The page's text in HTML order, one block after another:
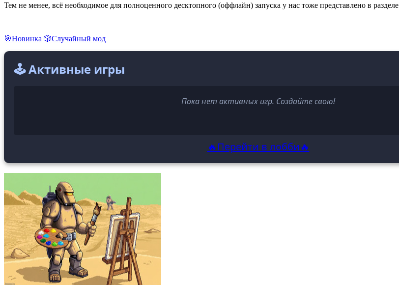
Тем не менее, всё необходимое для полноценного десктопного (оффлайн) запуска у нас тоже представлено в разделе
🎯Новинка 🎲Случайный мод
🕹️ Активные игры
Пока нет активных игр. Создайте свою!
🔥Перейти в лобби🔥